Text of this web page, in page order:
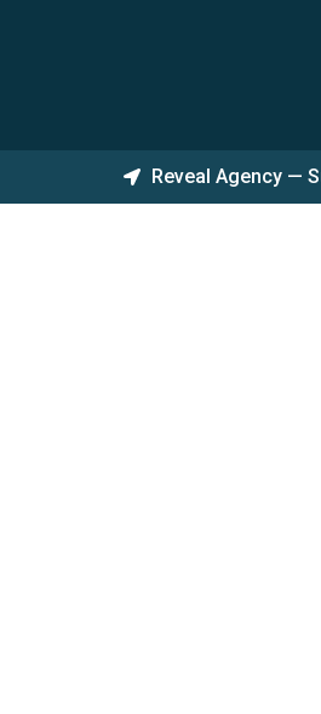
Reveal Agency —